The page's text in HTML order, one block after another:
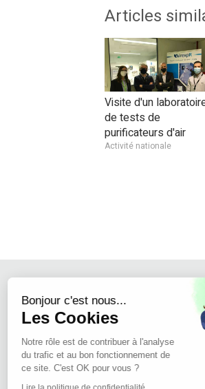
Articles
Visite d'un
de tests de
purificateurs d'air
Activité nationale
Continuer sans accepter
Bonjour c'est nous...
Les Cookies
Notre rôle est de contribuer à l'analyse
du trafic et au bon fonctionnement de
ce site. C'est OK pour vous ?